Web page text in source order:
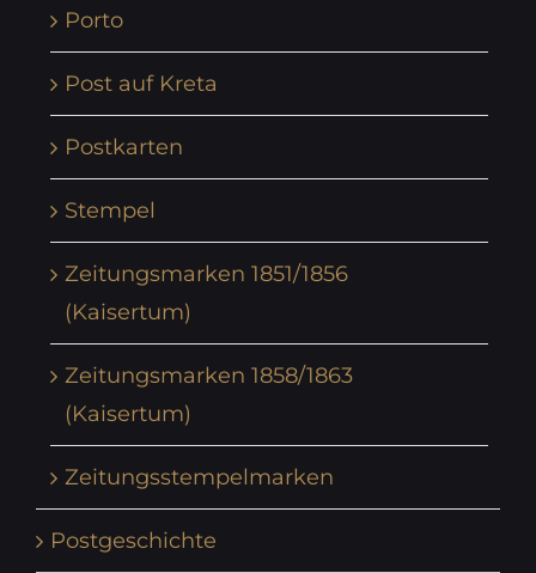
Porto
Post auf Kreta
Postkarten
Stempel
Zeitungsmarken 1851/1856
(Kaisertum)
Zeitungsmarken 1858/1863
(Kaisertum)
Zeitungsstempelmarken
Postgeschichte